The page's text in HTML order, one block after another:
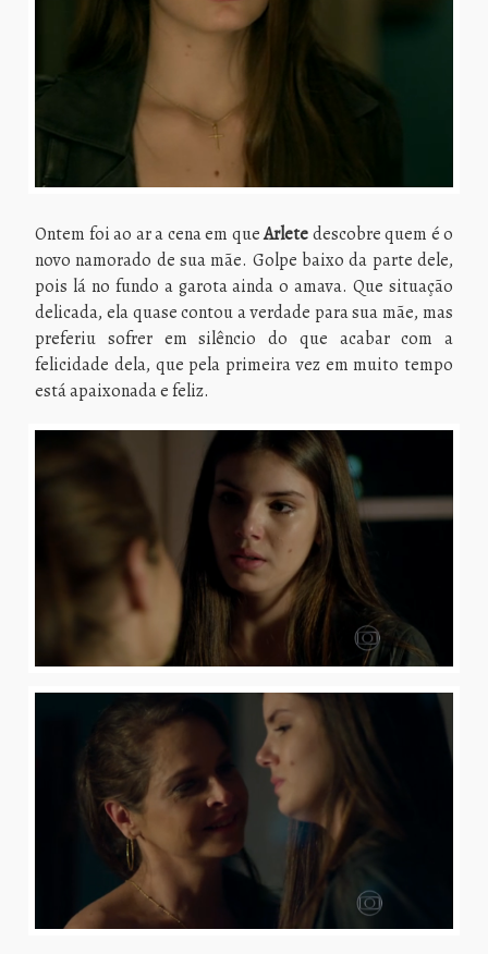
Ontem foi ao ar a cena em queArletedescobre quem é o
novo namorado de sua mãe. Golpe baixo da parte dele,
pois lá no fundo a garota ainda o amava. Que situação
delicada, ela quase contou a verdade para sua mãe, mas
preferiu sofrer em silêncio do que acabar com a
felicidade dela, que pela primeira vez em muito tempo
está apaixonada e feliz.